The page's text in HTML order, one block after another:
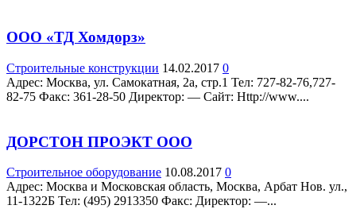
ООО «ТД Хомдорз»
Строительные конструкции 14.02.2017 0
Адрес: Москва, ул. Самокатная, 2а, стр.1 Teл: 727-82-76,727-
82-75 Факс: 361-28-50 Директор: — Сайт: Http://www....
ДОРСТОН ПРОЭКТ ООО
Строительное оборудование 10.08.2017 0
Адрес: Москва и Московская область, Москва, Арбат Нов. ул.,
11-1322Б Teл: (495) 2913350 Факс: Директор: —...